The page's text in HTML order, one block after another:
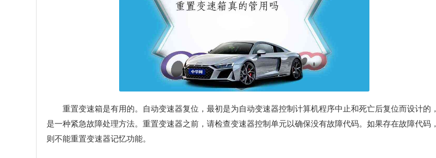
重置变速箱是有用的。自动变速器复位，最初是为自动变速器控制计算机程序中止和死亡后复位而设计的，
是一种紧急故障处理方法。重置变速器之前，请检查变速器控制单元以确保没有故障代码。如果存在故障代码，
则不能重置变速器记忆功能。